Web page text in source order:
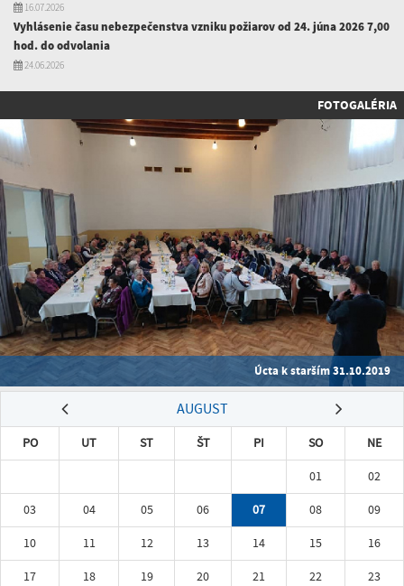
16.07.2026
Vyhlásenie času nebezpečenstva vzniku požiarov od 24. júna 2026 7,00
hod. do odvolania
24.06.2026
FOTOGALÉRIA
Úcta k starším 31.10.2019
AUGUST
PO UT ST ŠT PI SO
NE
01
02
03
04 05 06 07 08
09
10
11 12 13 14 15
16
17
18 19 20 21 22
23